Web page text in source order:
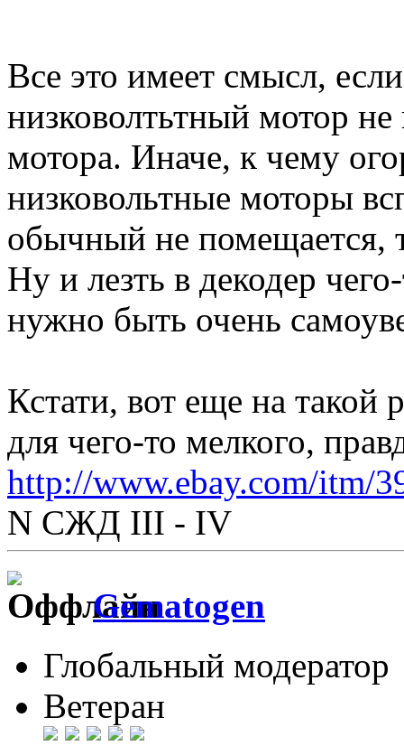
Все это имеет смысл,
низковолтьтный мотор
мотора. Иначе, к чему
низковольтные моторы
обычный не помещается,
Ну и лезть в декодер
нужно быть очень
Кстати, вот еще на такой
для чего-то мелкого,
http://www.ebay.com/itm/
N СЖД III - IV
Gematogen
Глобальный модератор
Ветеран